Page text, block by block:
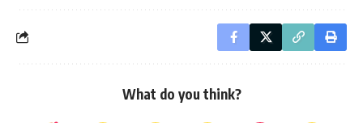
What do you think?